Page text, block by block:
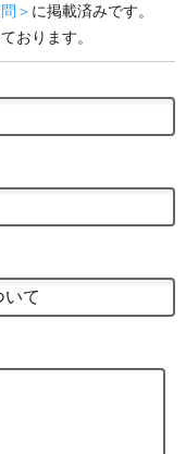
＞ に掲載済みです。
おります。